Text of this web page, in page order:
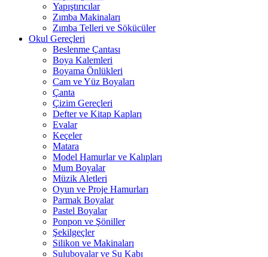
Yapıştırıcılar
Zımba Makinaları
Zımba Telleri ve Sökücüler
Okul Gereçleri
Beslenme Çantası
Boya Kalemleri
Boyama Önlükleri
Cam ve Yüz Boyaları
Çanta
Çizim Gereçleri
Defter ve Kitap Kapları
Evalar
Keçeler
Matara
Model Hamurlar ve Kalıpları
Mum Boyalar
Müzik Aletleri
Oyun ve Proje Hamurları
Parmak Boyalar
Pastel Boyalar
Ponpon ve Şöniller
Şekilgeçler
Silikon ve Makinaları
Suluboyalar ve Su Kabı